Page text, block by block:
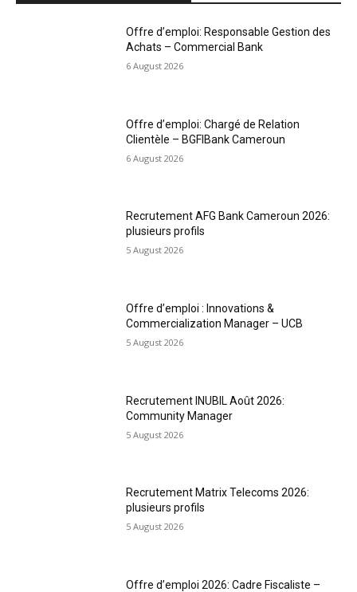
Offre d’emploi: Responsable Gestion des
Achats – Commercial Bank
6 August 2026
Offre d’emploi: Chargé de Relation
Clientèle – BGFIBank Cameroun
6 August 2026
Recrutement AFG Bank Cameroun 2026:
plusieurs profils
5 August 2026
Offre d’emploi : Innovations &
Commercialization Manager – UCB
5 August 2026
Recrutement INUBIL Août 2026:
Community Manager
5 August 2026
Recrutement Matrix Telecoms 2026:
plusieurs profils
5 August 2026
Offre d’emploi 2026: Cadre Fiscaliste –